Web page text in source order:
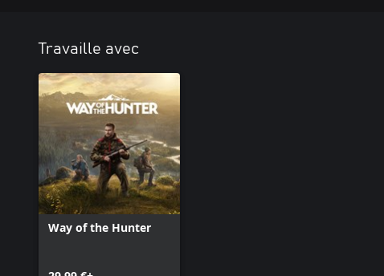
long, disponible dans Way of the Hunter, est livré avec la poignée
horn, qui permet une prise confortable et durable.
Mire : Trophy Ridge Attack Pro
Lunette d'arbalète : Bear X Speed
Avec la lunette d'arbalète Bear X Speed, votre cible se matérialisera
ultra clair et traité avec de multiples couches et un grossissement de
Travaille avec
Way of the Hunter